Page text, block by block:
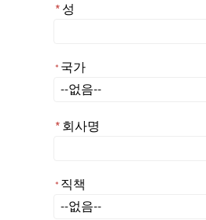
*성
* 국가
국가
*회사명
* 직책
직책